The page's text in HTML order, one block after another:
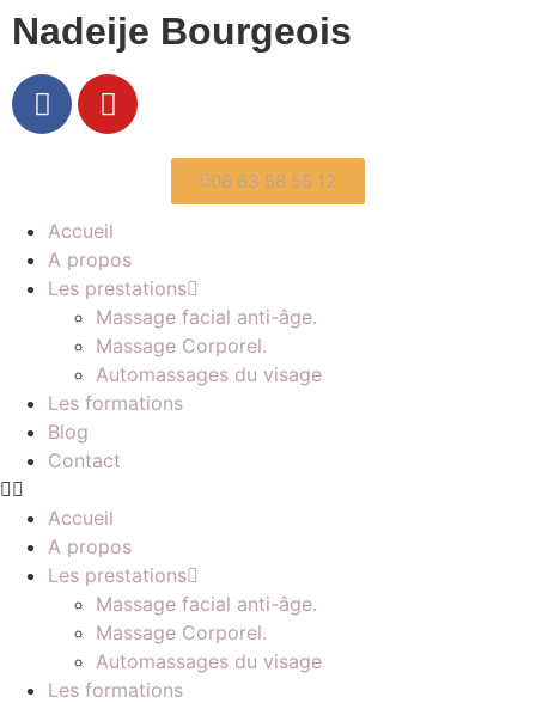
Nadeije Bourgeois
06 63 58 55 12
Accueil
A propos
Les prestations
Massage facial anti-âge.
Massage Corporel.
Automassages du visage
Les formations
Blog
Contact
Accueil
A propos
Les prestations
Massage facial anti-âge.
Massage Corporel.
Automassages du visage
Les formations